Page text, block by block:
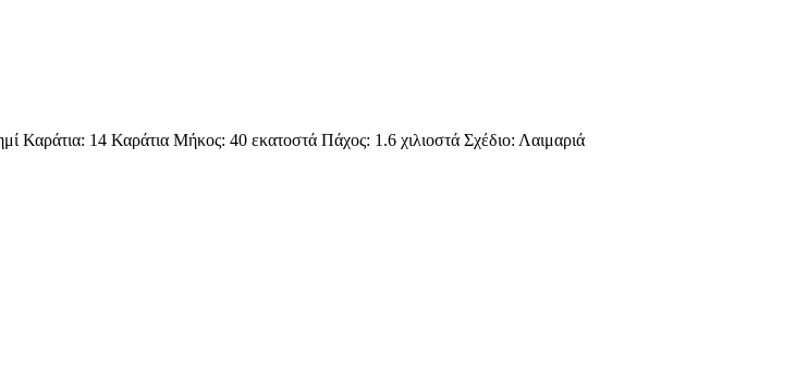
14 Καράτια Μήκος: 40 εκατοστά Πάχος: 1.6 χιλιοστά Σχέδιο: Λαιμαριά